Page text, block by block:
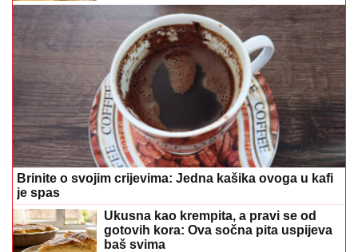
Brinite o svojim crijevima: Jedna kašika ovoga u kafi
je spas
Ukusna kao krempita, a pravi se od
gotovih kora: Ova sočna pita uspijeva
baš svima